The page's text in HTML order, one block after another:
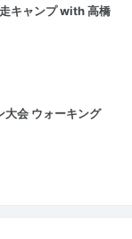
キャンプ with 高橋
大会 ウォーキング